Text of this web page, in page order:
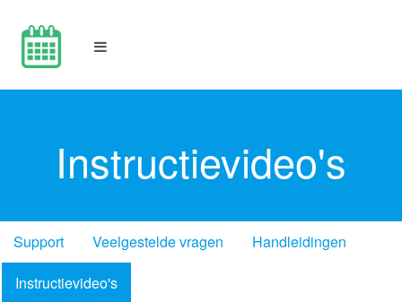
Instructievideo's
Support Veelgestelde vragen
Handleidingen
Instructievideo's